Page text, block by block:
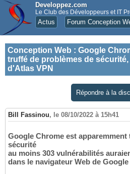
Developpez.com
Le Club des Développeurs et IT
Actus Forum Conception
Conception Web : Google
truffé de problèmes de
d'Atlas VPN
Répondre à la
Bill Fassinou, le 08/10/2022 à 15h41
Google Chrome est
sécurité
au moins 303 vulnérabilités
dans le navigateur Web de Google